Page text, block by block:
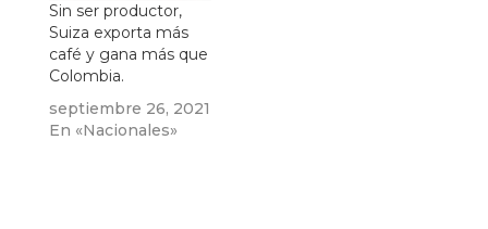
Sin ser productor,
Suiza exporta más
café y gana más que
Colombia.
septiembre 26, 2021
En «Nacionales»